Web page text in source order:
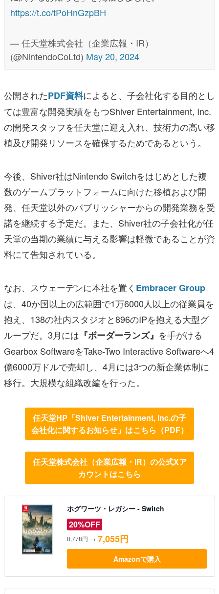
https://t.co/tPoHnGzpBH
— 任天堂株式会社（企業広報・IR）
(@NintendoCoLtd) May 20, 2024
公開されたPDF資料によると、子会社化する目的とし
ては豊富な開発実績をもつShiver Entertainment, Inc.
の開発スタッフを任天堂に迎え入れ、技術力の高い移
植及び開発リソースを確保するためであるという。
今後、Shiver社はNintendo Switchをはじめとした複
数のゲームプラットフォームに向けた移植および開
発、任天堂以外のパブリッシャーからの開発業務を受
諾を継続する予定だ。また、Shiver社の子会社化が任
天堂の当期の業績に与える影響は軽微であることが資
料にて告知されている。
なお、スウェーデンに本社を置く Embracer Group
は、40か国以上の広範囲で1万6000人以上の従業員を
抱え、138の社内スタジオと896のIPを抱える大型グ
ループだ。3月には 『ボーダーランズ』 を手がける
Gearbox SoftwareをTake-Two Interactive Softwareへ4
億6000万ドルで売却し、4月には3つの新企業体制に
移行。大規模な組織改編を行った。
任天堂HP「Shiver Entertainment, Inc.の子
会社化に関するお知らせ」はこちら（PDF）
任天堂株式会社（企業広報・IR）の公式Xア
カウントはこちら
ホグワーツ・レガシー - Switch
20%OFF
8,778円 → 7,055円
Amazonで購入